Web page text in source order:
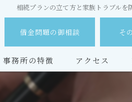
相続プランの立て方と家族トラブルを
借金問題の御相談 そ
事務所の特徴
無料相談
アクセス